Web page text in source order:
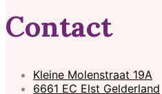
Contact
Kleine Molenstraat 19A
6661 EC Elst Gelderland